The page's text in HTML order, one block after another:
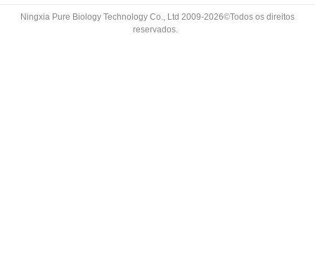
Ningxia Pure Biology Technology Co., Ltd 2009-2026©Todos os direitos
reservados.